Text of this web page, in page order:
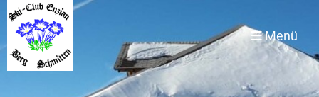
Menü